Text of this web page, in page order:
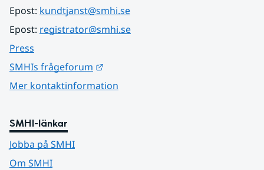
Epost: kundtjanst@smhi.se
Epost: registrator@smhi.se
Press
SMHIs frågeforum
Mer kontaktinformation
SMHI-länkar
Jobba på SMHI
Om SMHI